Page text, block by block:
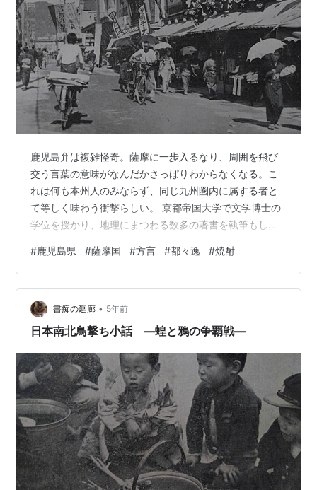
鹿児島弁は複雑怪奇。薩摩に一歩入るなり、周囲を飛び
交う言葉の意味がなんだかさっぱりわからなくなる。こ
れは何も本州人のみならず、同じ九州圏内に属する者と
て等しく味わう衝撃らしい。 京都帝国大学で文学博士の
学位を授かり、地理にまつわる数多の著書を執筆もし
春は嘗て語った。「北九州は長崎、佐賀、福岡、熊本そ
れぞれ方言をもつけれども、大体からいへば一系統であ
って、大分県の宇佐及び日田盆地に及び、殆ど共通した
正しい言語を用ひる。しかし九州山系を超えると全く一
変して鹿児島、宮崎を通じて薩摩方言にかはる。地形と
#鹿児島県 #薩摩国 #方言 #都々逸 #焼酎
書痴の廻廊 • 5年前
日本南北鳥撃ち小話 ―蝗と鴉の争覇戦―